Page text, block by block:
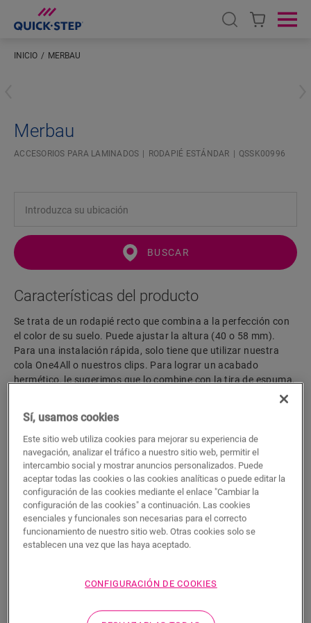
Open search
INICIO MERBAU
Merbau
ACCESORIOS PARA LAMINADOS RODAPIÉ ESTÁNDAR QSSK00996
BUSCAR
Características del producto
Se trata de un rodapié recto que combina a la perfección con
el color de su suelo. Puede ajustar la altura (40 o 58 mm).
Para una instalación rápida, solo tiene que utilizar nuestra
cola One4All o nuestros clips. Para lograr un acabado
hermético, le sugerimos que lo combine con la tira de espuma,
el Hydrokit y el Hydrostrip. También está disponible en blanco,
Dimensiones
Descargas
Instalar un suelo hermético de Quick-Step es muy
Sí, usamos cookies
Este sitio web utiliza cookies para mejorar su experiencia de
navegación, analizar el tráfico a nuestro sitio web, permitir el
intercambio social y mostrar anuncios personalizados. Puede
aceptar todas las cookies o las cookies analíticas o puede editar la
configuración de las cookies mediante el enlace "Cambiar la
configuración de las cookies" a continuación. Las cookies
esenciales y funcionales son necesarias para el correcto
funcionamiento de nuestro sitio web. Otras cookies solo se
establecen una vez que las haya aceptado.
CONFIGURACIÓN DE COOKIES